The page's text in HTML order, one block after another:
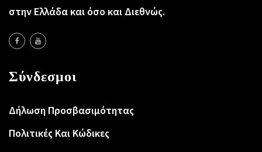
στην Ελλάδα και όσο και Διεθνώς.
Σύνδεσμοι
Δήλωση Προσβασιμότητας
Πολιτικές Και Κώδικες